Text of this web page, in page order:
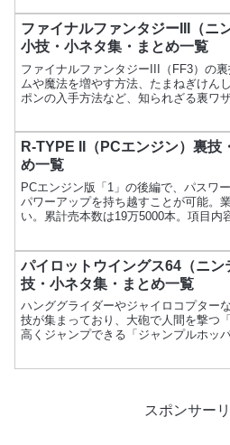
ファイナルファンタジーIII（ニ
小技・小ネタ集・まとめ一覧
ファイナルファンタジーIII（FF3）の
ムや魔法を増やす方法、たまねぎけん
ポンの入手方法など、知られざる裏ワ
R-TYPE II（PCエンジン）裏技
め一覧
PCエンジン版「1」の後編で、パスワ
パワーアップを持ち越すことが可能。
い。累計売本数は19万5000本。項目内
パイロットウイングス64（ニ
技・小ネタ集・まとめ一覧
ハンググライダーやジャイロコプター
技が集まっており、大砲で人間を撃つ
高くジャンプできる「ジャンプルホッ
スポンサー